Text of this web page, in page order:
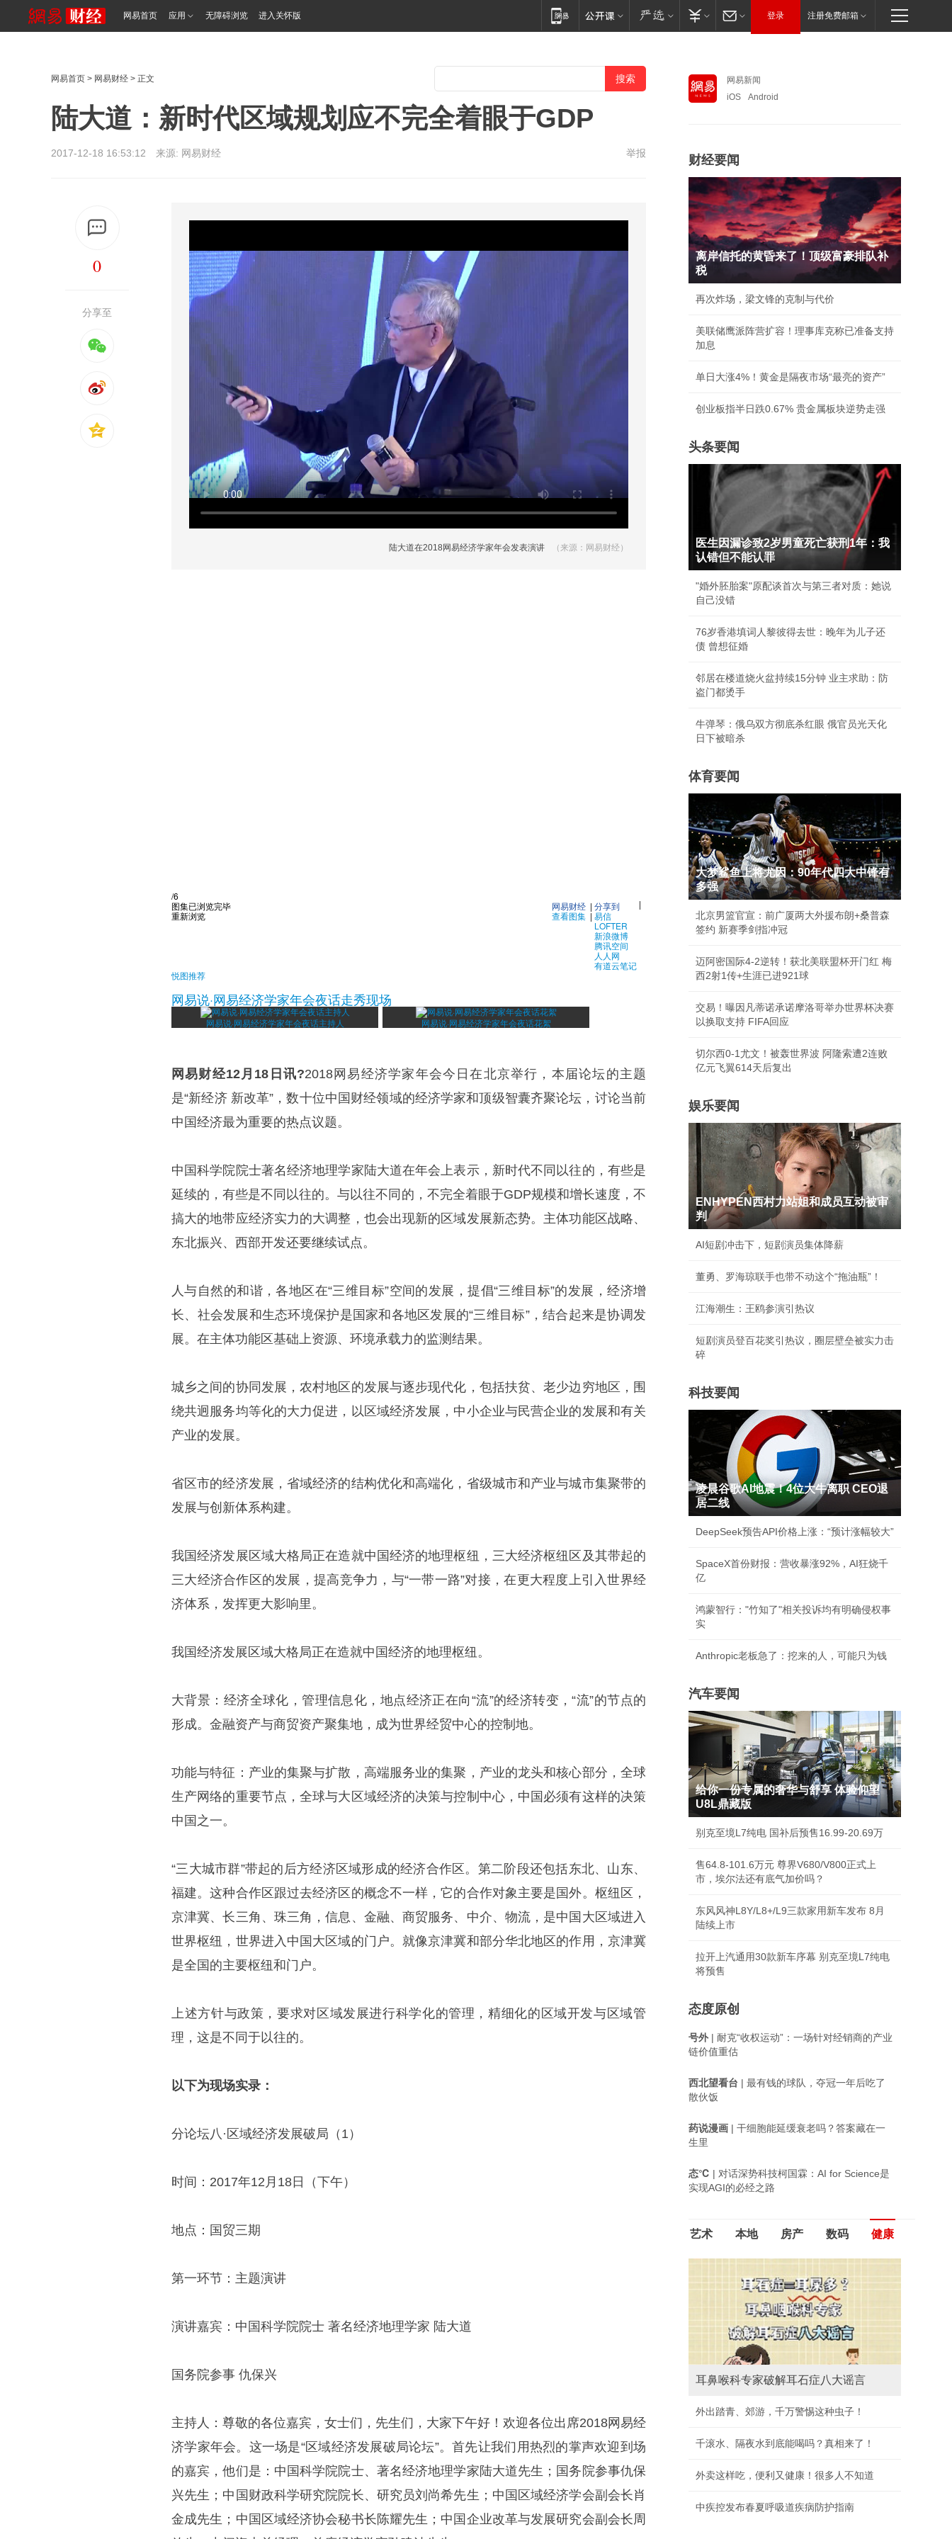
网易首页 应用 无障碍浏览 进入关怀版 登录 注册免费邮箱
网易首页 > 网易财经 > 正文
陆大道：新时代区域规划应不完全着眼于GDP
2017-12-18 16:53:12 来源: 网易财经 举报
0
分享至
陆大道在2018网易经济学家年会发表演讲 （来源：网易财经）
/6
|
分享到
易信
LOFTER
新浪微博
腾讯空间
人人网
有道云笔记
网易财经 |
查看图集 |
图集已浏览完毕
重新浏览
悦图推荐
网易说·网易经济学家年会夜话走秀现场
网易说·网易经济学家年会夜话主持人 网易说·网易经济学家年会夜话花絮
网易财经12月18日讯?2018网易经济学家年会今日在北京举行，本届论坛的主题
是“新经济 新改革”，数十位中国财经领域的经济学家和顶级智囊齐聚论坛，讨论当前
中国经济最为重要的热点议题。
中国科学院院士著名经济地理学家陆大道在年会上表示，新时代不同以往的，有些是
延续的，有些是不同以往的。与以往不同的，不完全着眼于GDP规模和增长速度，不
搞大的地带应经济实力的大调整，也会出现新的区域发展新态势。主体功能区战略、
东北振兴、西部开发还要继续试点。
人与自然的和谐，各地区在“三维目标”空间的发展，提倡“三维目标”的发展，经济增
长、社会发展和生态环境保护是国家和各地区发展的“三维目标”，结合起来是协调发
展。在主体功能区基础上资源、环境承载力的监测结果。
城乡之间的协同发展，农村地区的发展与逐步现代化，包括扶贫、老少边穷地区，围
绕共迥服务均等化的大力促进，以区域经济发展，中小企业与民营企业的发展和有关
产业的发展。
省区市的经济发展，省域经济的结构优化和高端化，省级城市和产业与城市集聚带的
发展与创新体系构建。
我国经济发展区域大格局正在造就中国经济的地理枢纽，三大经济枢纽区及其带起的
三大经济合作区的发展，提高竞争力，与“一带一路”对接，在更大程度上引入世界经
济体系，发挥更大影响里。
我国经济发展区域大格局正在造就中国经济的地理枢纽。
大背景：经济全球化，管理信息化，地点经济正在向“流”的经济转变，“流”的节点的
形成。金融资产与商贸资产聚集地，成为世界经贸中心的控制地。
功能与特征：产业的集聚与扩散，高端服务业的集聚，产业的龙头和核心部分，全球
生产网络的重要节点，全球与大区域经济的决策与控制中心，中国必须有这样的决策
中国之一。
“三大城市群”带起的后方经济区域形成的经济合作区。第二阶段还包括东北、山东、
福建。这种合作区跟过去经济区的概念不一样，它的合作对象主要是国外。枢纽区，
京津冀、长三角、珠三角，信息、金融、商贸服务、中介、物流，是中国大区域进入
世界枢纽，世界进入中国大区域的门户。就像京津冀和部分华北地区的作用，京津冀
是全国的主要枢纽和门户。
上述方针与政策，要求对区域发展进行科学化的管理，精细化的区域开发与区域管
理，这是不同于以往的。
以下为现场实录：
分论坛八·区域经济发展破局（1）
时间：2017年12月18日（下午）
地点：国贸三期
第一环节：主题演讲
演讲嘉宾：中国科学院院士 著名经济地理学家 陆大道
国务院参事 仇保兴
主持人：尊敬的各位嘉宾，女士们，先生们，大家下午好！欢迎各位出席2018网易经
济学家年会。这一场是“区域经济发展破局论坛”。首先让我们用热烈的掌声欢迎到场
的嘉宾，他们是：中国科学院院士、著名经济地理学家陆大道先生；国务院参事仇保
兴先生；中国财政科学研究院院长、研究员刘尚希先生；中国区域经济学会副会长肖
金成先生；中国区域经济协会秘书长陈耀先生；中国企业改革与发展研究会副会长周
网易新闻
iOS
Android
财经要闻
离岸信托的黄昏来了！顶级富豪排队补
税
再次炸场，梁文锋的克制与代价
美联储鹰派阵营扩容！理事库克称已准备支持
加息
单日大涨4%！黄金是隔夜市场“最亮的资产”
创业板指半日跌0.67% 贵金属板块逆势走强
头条要闻
医生因漏诊致2岁男童死亡获刑1年：我
认错但不能认罪
"婚外胚胎案"原配谈首次与第三者对质：她说
自己没错
76岁香港填词人黎彼得去世：晚年为儿子还
债 曾想征婚
邻居在楼道烧火盆持续15分钟 业主求助：防
盗门都烫手
牛弹琴：俄乌双方彻底杀红眼 俄官员光天化
日下被暗杀
体育要闻
大梦鲨鱼上将尤因：90年代四大中锋有
多强
北京男篮官宣：前广厦两大外援布朗+桑普森
签约 新赛季剑指冲冠
迈阿密国际4-2逆转！获北美联盟杯开门红 梅
西2射1传+生涯已进921球
交易！曝因凡蒂诺承诺摩洛哥举办世界杯决赛
以换取支持 FIFA回应
切尔西0-1尤文！被轰世界波 阿隆索遭2连败
亿元飞翼614天后复出
娱乐要闻
ENHYPEN西村力站姐和成员互动被审
判
AI短剧冲击下，短剧演员集体降薪
董勇、罗海琼联手也带不动这个“拖油瓶”！
江海潮生：王鸥参演引热议
短剧演员登百花奖引热议，圈层壁垒被实力击
碎
科技要闻
凌晨谷歌AI地震！4位大牛离职 CEO退
居二线
DeepSeek预告API价格上涨：“预计涨幅较大”
SpaceX首份财报：营收暴涨92%，AI狂烧千
亿
鸿蒙智行："竹知了"相关投诉均有明确侵权事
实
Anthropic老板急了：挖来的人，可能只为钱
汽车要闻
给你一份专属的奢华与舒享 体验仰望
U8L鼎藏版
别克至境L7纯电 国补后预售16.99-20.69万
售64.8-101.6万元 尊界V680/V800正式上
市，埃尔法还有底气加价吗？
东风风神L8Y/L8+/L9三款家用新车发布 8月
陆续上市
拉开上汽通用30款新车序幕 别克至境L7纯电
将预售
态度原创
号外| 耐克“收权运动”：一场针对经销商的产业
链价值重估
西北望看台 | 最有钱的球队，夺冠一年后吃了
散伙饭
药说漫画 | 干细胞能延缓衰老吗？答案藏在一
生里
态℃ | 对话深势科技柯国霖：AI for Science是
实现AGI的必经之路
艺术 本地 房产 数码 健康
耳鼻喉科专家破解耳石症八大谣言
外出踏青、郊游，千万警惕这种虫子！
千滚水、隔夜水到底能喝吗？真相来了！
外卖这样吃，便利又健康！很多人不知道
中疾控发布春夏呼吸道疾病防护指南